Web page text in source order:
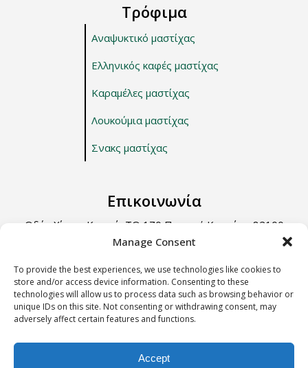
Manage Consent
To provide the best experiences, we use technologies like cookies to
store and/or access device information. Consenting to these
technologies will allow us to process data such as browsing behavior or
unique IDs on this site. Not consenting or withdrawing consent, may
adversely affect certain features and functions.
Accept
Τρόφιμα
Αναψυκτικό μαστίχας
Ελληνικός καφές μαστίχας
Καραμέλες μαστίχας
Λουκούμια μαστίχας
Σνακς μαστίχας
Επικοινωνία
Οδός Χίου – Καρφά, ΤΘ 170 Περιοχή Κοντάρι, 82100
Χίος.
Τηλ: +30 22710 22666
Email: info@e-anemos.gr
Terms & Conditions